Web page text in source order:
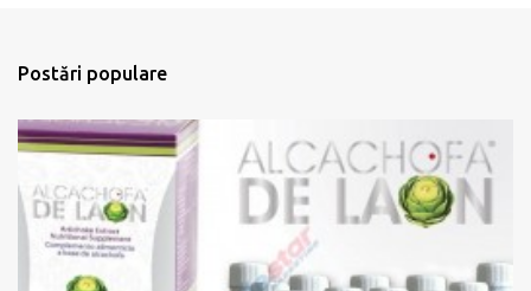
r
i
i
Postări populare